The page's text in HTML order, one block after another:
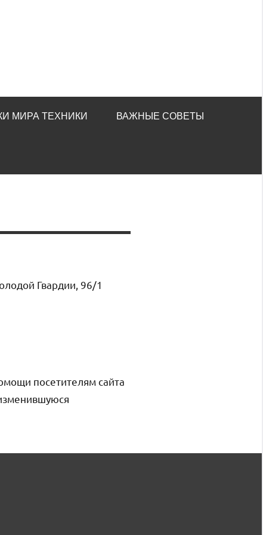
МИРА ТЕХНИКИ ВАЖНЫЕ СОВЕТЫ
Гвардии, 96/1
посетителям сайта